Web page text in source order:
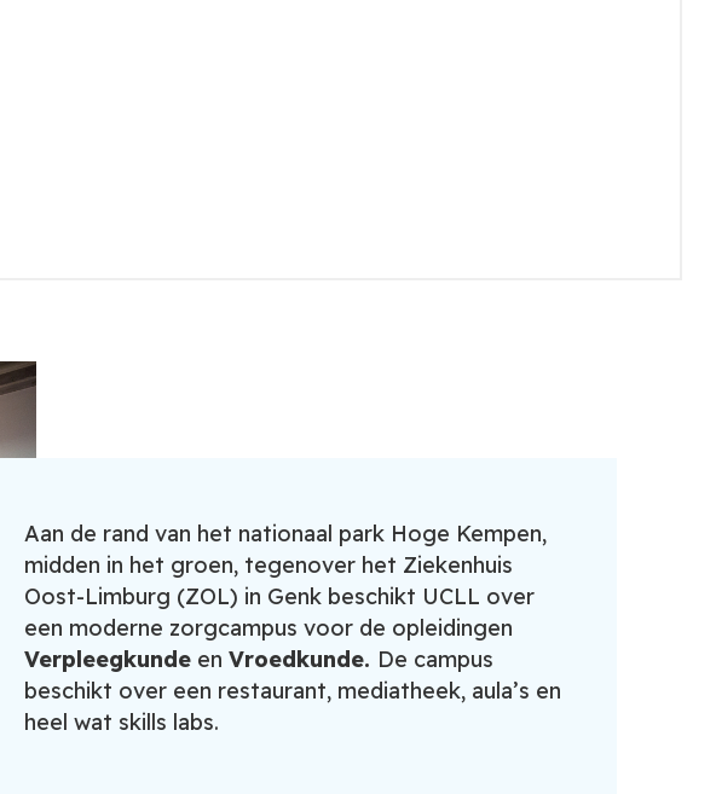
Aan de rand van het nationaal park Hoge Kempen,
midden in het groen, tegenover het Ziekenhuis
Oost-Limburg (ZOL) in Genk beschikt UCLL over
een moderne zorgcampus voor de opleidingen
Verpleegkunde en Vroedkunde. De campus
beschikt over een restaurant, mediatheek, aula’s en
heel wat skills labs.